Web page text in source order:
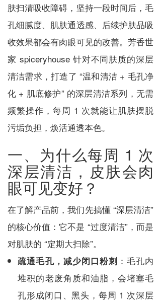
肤扫清吸收障碍，坚持一段时间后，毛
孔细腻度、肌肤通透感、后续护肤品吸
收效果都会有肉眼可见的改善。芳香世
家 spiceryhouse 针对不同肤质的深层
清洁需求，打造了 “温和清洁 + 毛孔净
化 + 肌底修护” 的深层清洁系列，无需
频繁操作，每周 1 次就能让肌肤摆脱
污垢负担，焕活通透本色。
一、为什么每周 1 次
深层清洁，皮肤会肉
眼可见变好？
在了解产品前，我们先搞懂 “深层清洁”
的核心价值：它不是 “过度清洁”，而是
对肌肤的 “定期大扫除”。
疏通毛孔，减少闭口粉刺 ：毛孔内
堆积的老废角质和油脂，会堵塞毛
孔形成闭口、黑头，每周 1 次深层